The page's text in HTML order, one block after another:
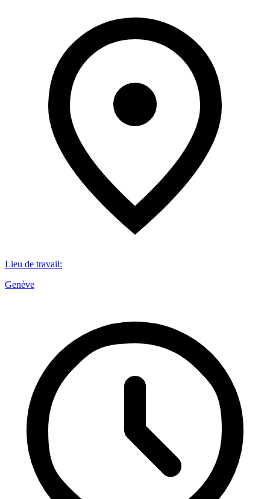
Lieu de travail:
Genève